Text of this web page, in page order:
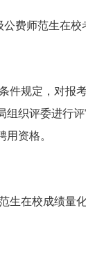
公费师范生在
件规定，对报
组织评委进行
资格。
生在校成绩量